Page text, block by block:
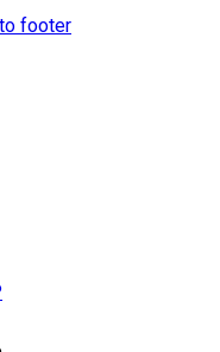
footer